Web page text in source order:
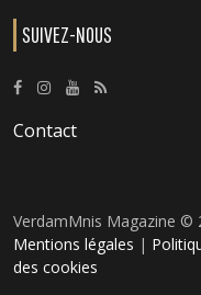
SUIVEZ-NOUS
Contact
VerdamMnis Magazine ©
Mentions légales |
des cookies